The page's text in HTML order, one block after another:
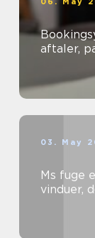
aftaler,
03. May
Ms fuge en fleksibel fugemasse til
vinduer,